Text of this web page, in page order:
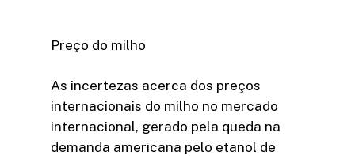
Preço do milho
As incertezas acerca dos preços
internacionais do milho no mercado
internacional, gerado pela queda na
demanda americana pelo etanol de